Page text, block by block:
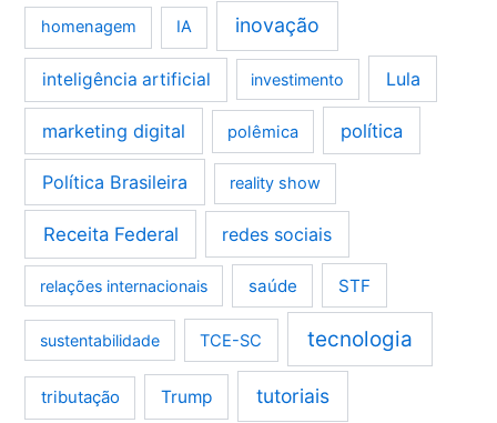
homenagem IA inovação
inteligência artificial investimento Lula
marketing digital polêmica política
Política Brasileira reality show
Receita Federal redes sociais
relações internacionais saúde STF
sustentabilidade TCE-SC tecnologia
tributação Trump tutoriais